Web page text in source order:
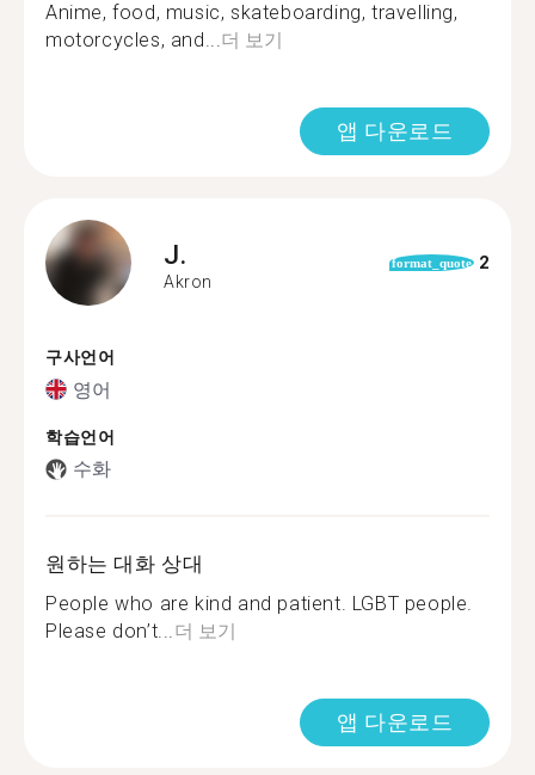
Anime, food, music, skateboarding, travelling,
motorcycles, and...더 보기
앱 다운로드
J.
Akron
format_quote 2
구사언어
영어
학습언어
수화
원하는 대화 상대
People who are kind and patient. LGBT people. ️‍
Please don’t...더 보기
앱 다운로드